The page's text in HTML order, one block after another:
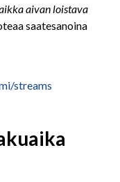
aivan loistava
saatesanoina
streams